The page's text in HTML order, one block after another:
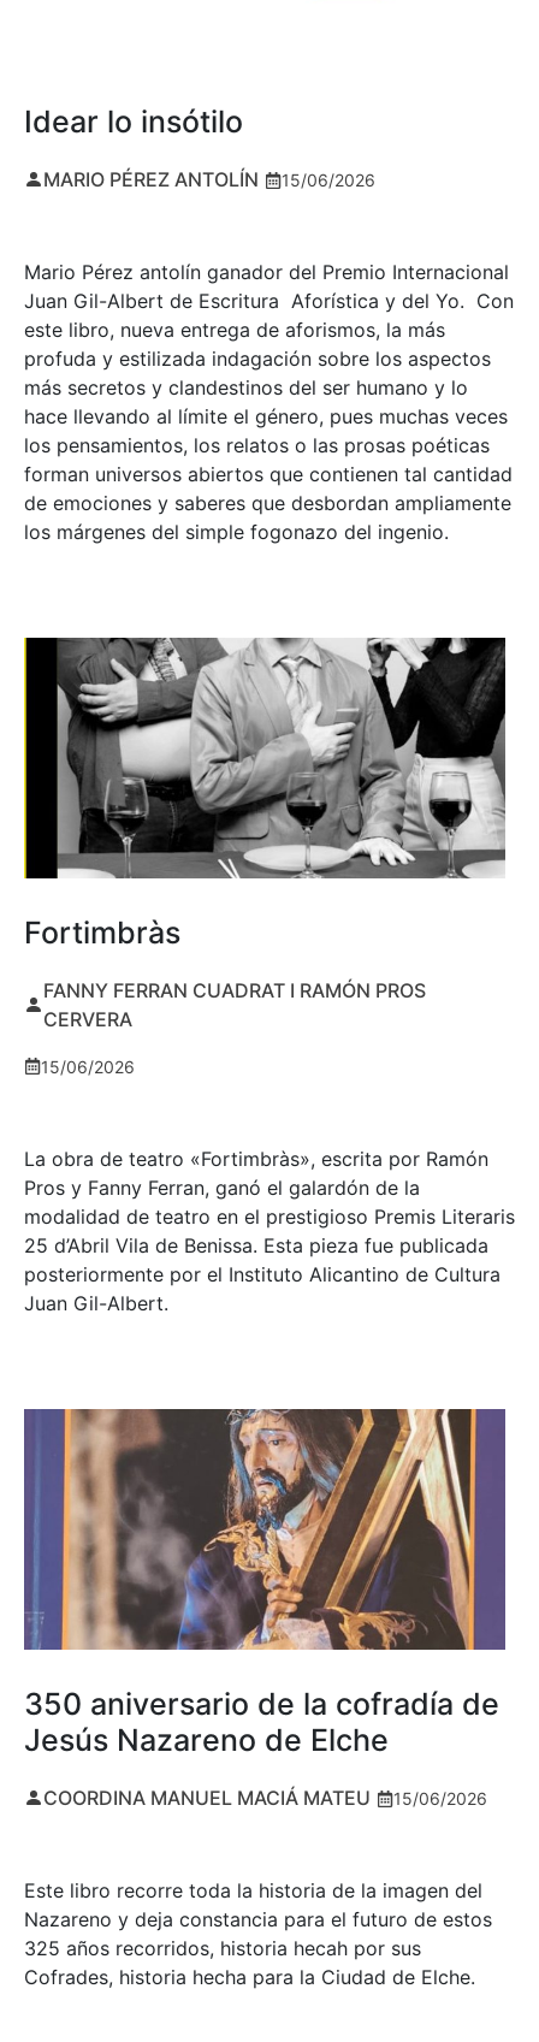
Idear lo insótilo
MARIO PÉREZ ANTOLÍN 15/06/2026
Mario Pérez antolín ganador del Premio Internacional
Juan Gil-Albert de Escritura Aforística y del Yo. Con
este libro, nueva entrega de aforismos, la más
profuda y estilizada indagación sobre los aspectos
más secretos y clandestinos del ser humano y lo
hace llevando al límite el género, pues muchas veces
los pensamientos, los relatos o las prosas poéticas
forman universos abiertos que contienen tal cantidad
de emociones y saberes que desbordan ampliamente
los márgenes del simple fogonazo del ingenio.
Fortimbràs
FANNY FERRAN CUADRAT I RAMÓN PROS
CERVERA
15/06/2026
La obra de teatro «Fortimbràs», escrita por Ramón
Pros y Fanny Ferran, ganó el galardón de la
modalidad de teatro en el prestigioso Premis Literaris
25 d’Abril Vila de Benissa. Esta pieza fue publicada
posteriormente por el Instituto Alicantino de Cultura
Juan Gil-Albert.
350 aniversario de la cofradía de
Jesús Nazareno de Elche
COORDINA MANUEL MACIÁ MATEU 15/06/2026
Este libro recorre toda la historia de la imagen del
Nazareno y deja constancia para el futuro de estos
325 años recorridos, historia hecah por sus
Cofrades, historia hecha para la Ciudad de Elche.